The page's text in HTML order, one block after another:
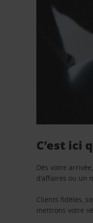
C’est ici
Dès votre
d’affaires ou un
Clients fidèles,
mettrons votre